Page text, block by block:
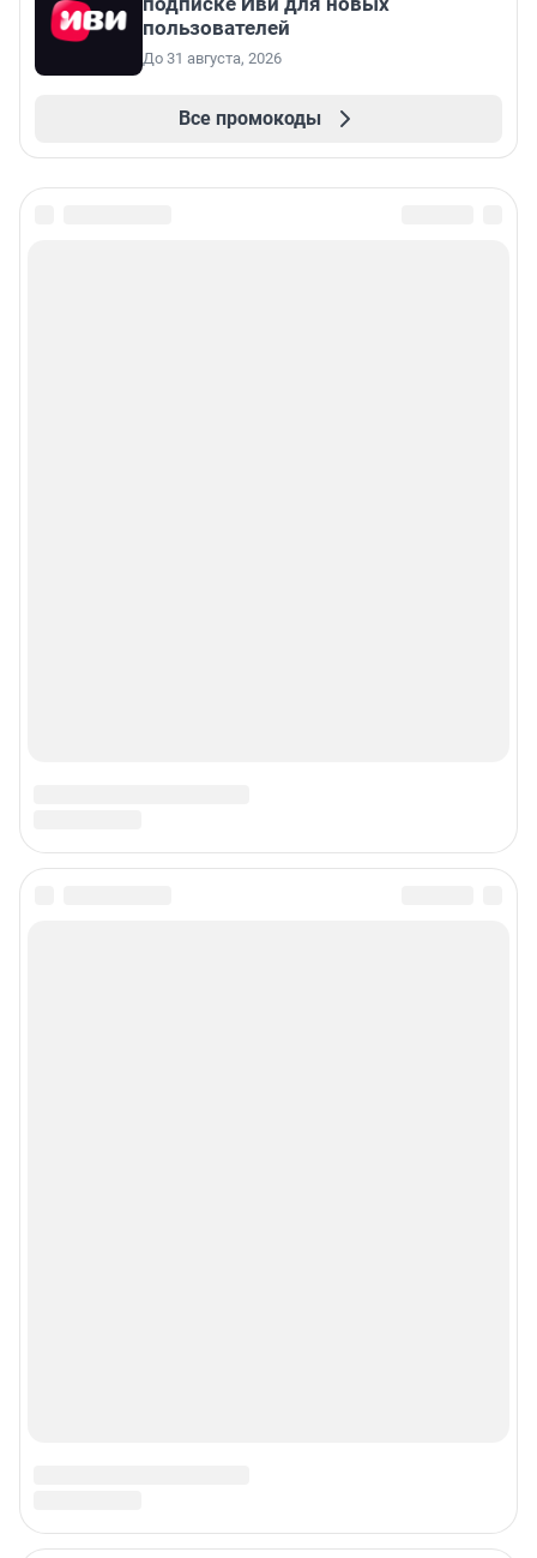
пользователей
До 31 августа, 2026
Все промокоды